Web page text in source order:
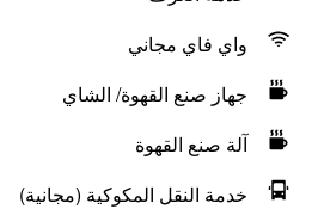
واي فاي مجاني
جهاز صنع القهوة/ الشاي
آلة صنع القهوة
خدمة النقل المكوكية (مجانية)